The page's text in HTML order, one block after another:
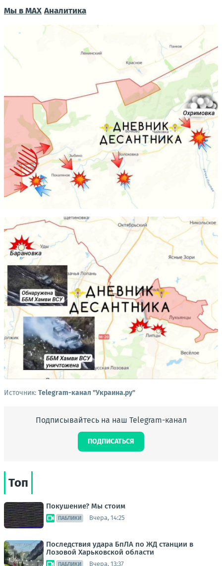
Мы в MAX Аналитика
Источник: Telegram-канал "Украина.ру"
Подписывайтесь на наш Telegram-канал
ПОДПИСАТЬСЯ
Топ
Покушение? Мы стоим
ПАБЛИКИ Вчера, 14:25
Последствия удара БпЛА по ЖД станции в
Лозовой Харьковской области
ПАБЛИКИ Вчера, 13:37